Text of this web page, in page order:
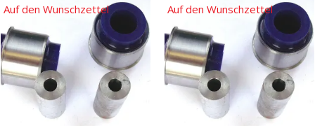
Blog
Rechtliches & Service
Auf den Wunschzettel Auf den Wunschzettel